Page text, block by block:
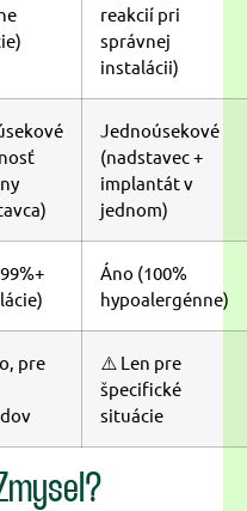
reakcií pri
správnej
instalácii)
Jednoúsekové
(nadstavec +
implantát v
jednom)
Áno (100%
hypoalergénne)
pre
⚠️ Len pre
špecifické
situácie